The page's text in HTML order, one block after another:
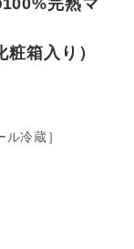
完熟マ
箱入り）
ル冷蔵］